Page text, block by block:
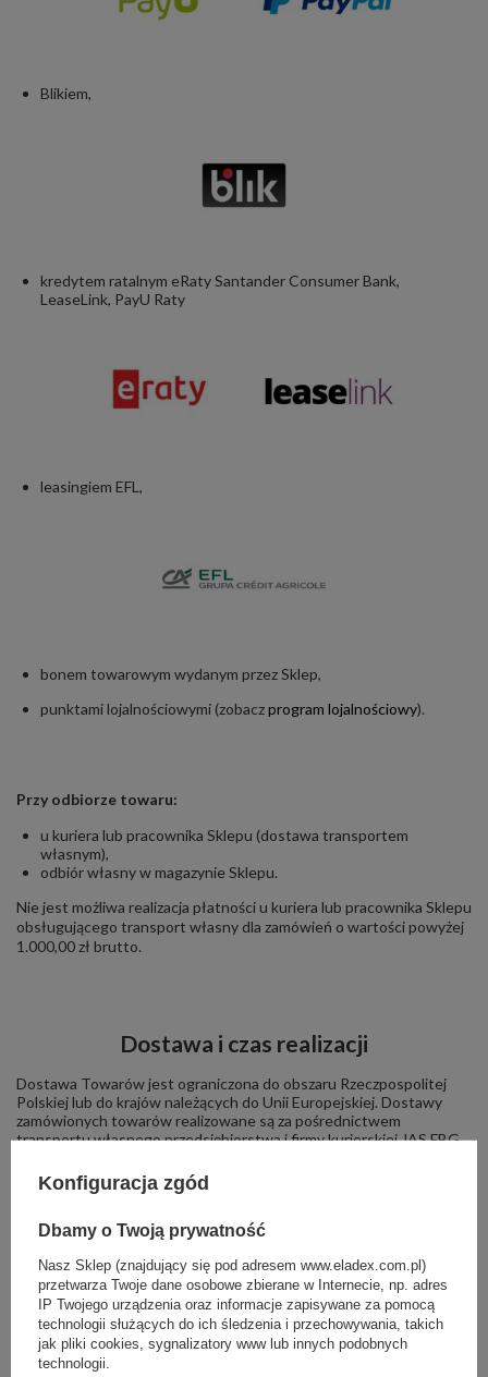
Blikiem,
kredytem ratalnym eRaty Santander Consumer Bank,
LeaseLink, PayU Raty
leasingiem EFL,
bonem towarowym wydanym przez Sklep,
punktami lojalnościowymi (zobaczprogram lojalnościowy).
Przy odbiorze towaru:
u kuriera lub pracownika Sklepu (dostawa transportem
własnym),
odbiór własny w magazynie Sklepu.
Nie jest możliwa realizacja płatności u kuriera lub pracownika Sklepu
obsługującego transport własny dla zamówień o wartości powyżej
1.000,00 zł brutto.
Dostawa i czas realizacji
Dostawa Towarów jest ograniczona do obszaru Rzeczpospolitej
Polskiej lub do krajów należących do Unii Europejskiej. Dostawy
zamówionych towarów realizowane są za pośrednictwem
transportu własnego przedsiębiorstwa i firmy kurierskiej JAS FBG
Klient może wybrać odpowiedni sposób dostawy na etapie
składania zamówienia, przy czym system bierze pod uwagę
Konfiguracja zgód
Dbamy o Twoją prywatność
Nasz Sklep (znajdujący się pod adresem www.eladex.com.pl)
przetwarza Twoje dane osobowe zbierane w Internecie, np. adres
IP Twojego urządzenia oraz informacje zapisywane za pomocą
technologii służących do ich śledzenia i przechowywania, takich
jak pliki cookies, sygnalizatory www lub innych podobnych
technologii.